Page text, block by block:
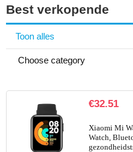
Best verkopende
Toon alles
Choose category
€32.51
Xiaomi Mi
Watch,